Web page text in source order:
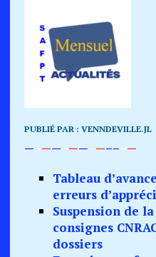
PUBLIÉ PAR : VENNDEVILLE.JL
—–——–——–—–––—
Tableau
erreurs
Suspension de
consignes
dossiers